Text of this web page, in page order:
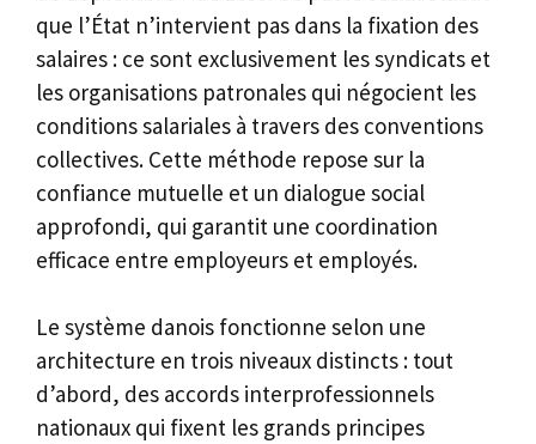
que l’État n’intervient pas dans la fixation des
salaires : ce sont exclusivement les syndicats et
les organisations patronales qui négocient les
conditions salariales à travers des conventions
collectives. Cette méthode repose sur la
confiance mutuelle et un dialogue social
approfondi, qui garantit une coordination
efficace entre employeurs et employés.
Le système danois fonctionne selon une
architecture en trois niveaux distincts : tout
d’abord, des accords interprofessionnels
nationaux qui fixent les grands principes